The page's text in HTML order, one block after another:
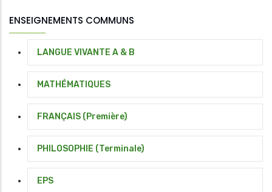
ENSEIGNEMENTS COMMUNS
LANGUE VIVANTE A & B
MATHÉMATIQUES
FRANÇAIS (Première)
PHILOSOPHIE (Terminale)
EPS